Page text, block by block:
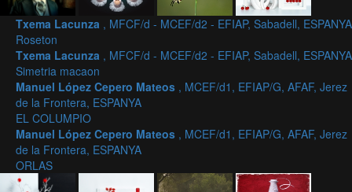
Txema Lacunza , MFCF/d - MCEF/d2 - EFIAP, Sabadell, ESPANYA
Roseton
Txema Lacunza , MFCF/d - MCEF/d2 - EFIAP, Sabadell, ESPANYA
Simetria macaon
Manuel López Cepero Mateos , MCEF/d1, EFIAP/G, AFAF, Jerez
de la Frontera, ESPANYA
EL COLUMPIO
Manuel López Cepero Mateos , MCEF/d1, EFIAP/G, AFAF, Jerez
de la Frontera, ESPANYA
ORLAS